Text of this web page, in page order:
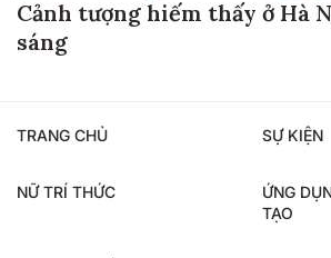
Cảnh tượng hiếm thấy ở Hà
sáng
TRANG CHỦ SỰ KIỆN
NỮ TRÍ THỨC
ỨNG
TẠO